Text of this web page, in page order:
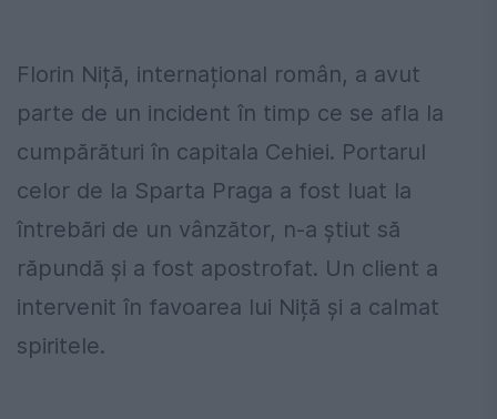
Florin Niță, internațional român, a avut
parte de un incident în timp ce se afla la
cumpărături în capitala Cehiei. Portarul
celor de la Sparta Praga a fost luat la
întrebări de un vânzător, n-a știut să
răpundă și a fost apostrofat. Un client a
intervenit în favoarea lui Niță și a calmat
spiritele.